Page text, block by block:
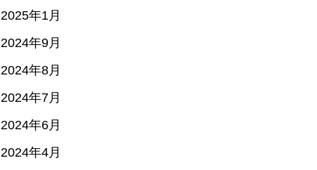
2025年1月
2024年9月
2024年8月
2024年7月
2024年6月
2024年4月